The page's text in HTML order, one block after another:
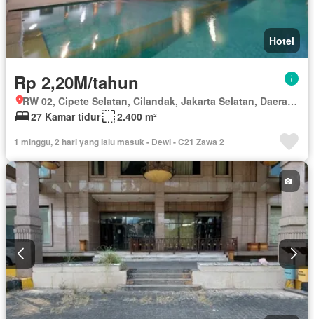
Hotel
Rp 2,20M/tahun
RW 02, Cipete Selatan, Cilandak, Jakarta Selatan, Daerah Khusus Ibukota Jakarta
27 Kamar tidur
2.400 m²
1 minggu, 2 hari yang lalu masuk - Dewi - C21 Zawa 2